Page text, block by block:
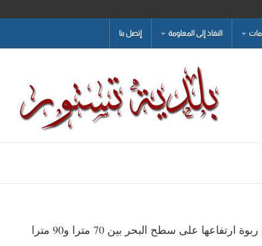
النفاذ إلى المعلومة إتصل بنا
على سطح البحر بين 70 مترا و90 مترا